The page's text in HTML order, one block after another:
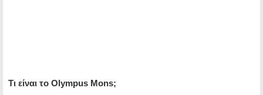
Τι είναι το Olympus Mons;